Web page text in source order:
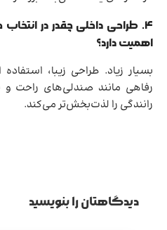
۴. طراحی داخلی چقدر در
اهمیت دارد؟
بسیار زیاد. طراحی زیبا،
رفاهی مانند صندلی‌های راحت
رانندگی را لذت‌بخش‌تر می‌کند.
دیدگاهتان را بنویسید